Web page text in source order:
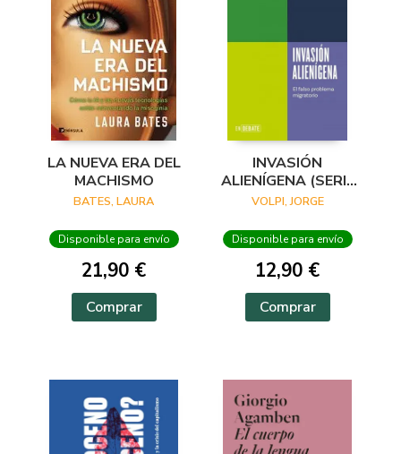
LA NUEVA ERA DEL
MACHISMO
BATES, LAURA
Disponible para envío
21,90 €
Comprar
INVASIÓN
ALIENÍGENA (SERIE
ENDEBATE)
VOLPI, JORGE
Disponible para envío
12,90 €
Comprar